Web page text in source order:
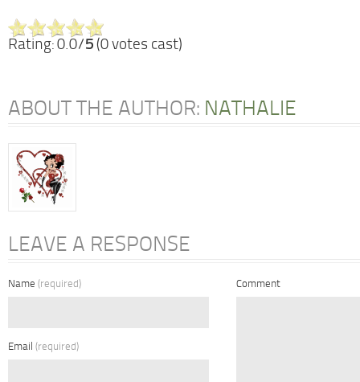
Rating: 0.0/5 (0 votes cast)
ABOUT THE AUTHOR: NATHALIE
LEAVE A RESPONSE
Name (required)
Email (required)
Comment